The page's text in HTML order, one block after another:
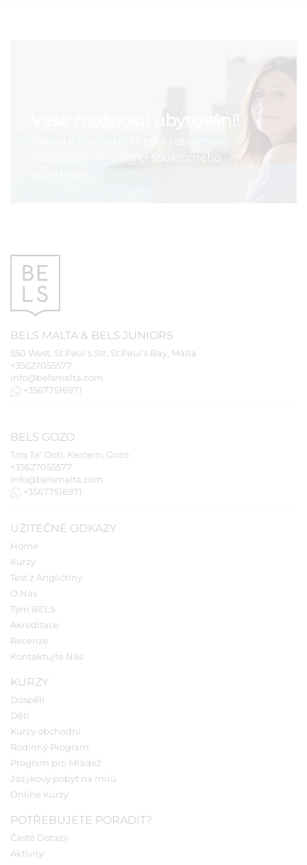
Vaše možnosti ubytování!
hostitelských rodin či soukromého
BELS MALTA & BELS JUNIORS
550 West, St.Paul's Str, St.Paul's Bay, Malta
+35627055577
info@belsmalta.com
+35677516971
BELS GOZO
Triq Ta' Doti, Kerċem, Gozo
+35627055577
info@belsmalta.com
+35677516971
UŽITEČNÉ ODKAZY
Home
Kurzy
Test z Angličtiny
O Nás
Tým BELS
Akreditace
Recenze
Kontaktujte Nás
KURZY
Dospělí
Děti
Kurzy obchodní
Rodinný Program
Program pro Mládež
Jazykový pobyt na míru
Online Kurzy
POTŘEBUJETE PORADIT?
Časté Dotazy
Aktivity